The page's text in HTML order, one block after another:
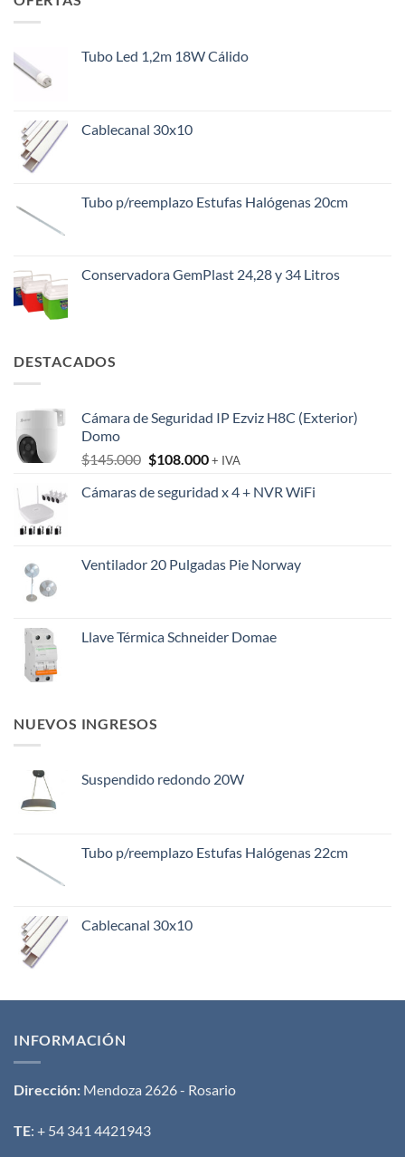
Tubo Led 1,2m 18W Cálido
Cablecanal 30x10
Tubo p/reemplazo Estufas Halógenas 20cm
Conservadora GemPlast 24,28 y 34 Litros
DESTACADOS
Cámara de Seguridad IP Ezviz H8C (Exterior)
Domo
$145.000 El
original
$108.000El
actual
+ IVA
Cámaras de seguridad x 4 + NVR WiFi
Ventilador 20 Pulgadas Pie Norway
Llave Térmica Schneider Domae
NUEVOS INGRESOS
Suspendido redondo 20W
Tubo p/reemplazo Estufas Halógenas 22cm
Cablecanal 30x10
INFORMACIÓN
Dirección: Mendoza 2626 - Rosario
TE: + 54 341 4421943